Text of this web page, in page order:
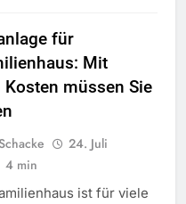
für
Mit
Kosten müssen Sie
24. Juli
4 min
ist für viele